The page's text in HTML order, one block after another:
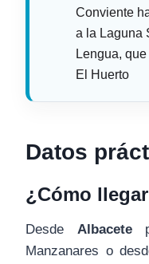
Conviente
a la Laguna
Lengua,
El Huerto
Datos
¿Cómo
Desde Albacete
Manzanares o